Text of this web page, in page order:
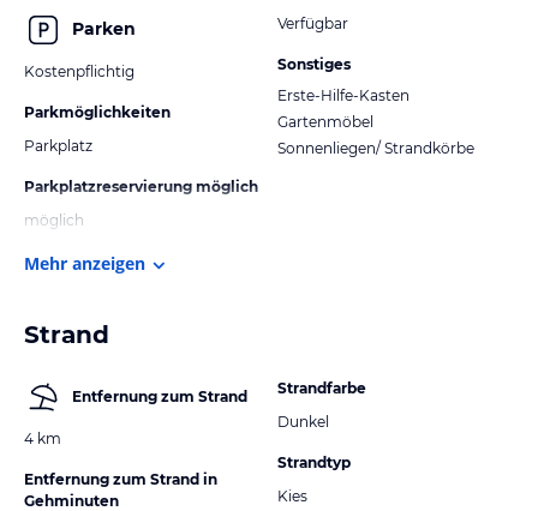
Parken
Kostenpflichtig
Parkmöglichkeiten
Parkplatz
Parkplatzreservierung möglich
möglich
Verfügbar
Sonstiges
Erste-Hilfe-Kasten
Gartenmöbel
Sonnenliegen/ Strandkörbe
Mehr anzeigen
Strand
Entfernung zum Strand
4 km
Entfernung zum Strand in
Gehminuten
Strandfarbe
Dunkel
Strandtyp
Kies